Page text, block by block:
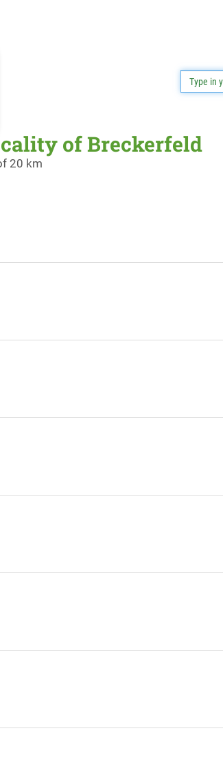
of Breckerfeld
20 km